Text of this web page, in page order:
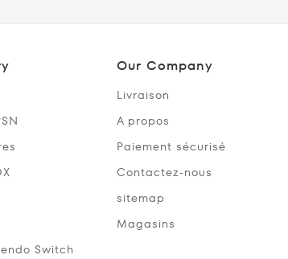
Switch
Our Company
Livraison
A propos
Paiement sécurisé
Contactez-nous
sitemap
Magasins